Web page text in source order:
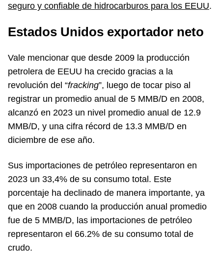
seguro y confiable de hidrocarburos para los EEUU.
Estados Unidos exportador neto
Vale mencionar que desde 2009 la producción
petrolera de EEUU ha crecido gracias a la
revolución del “fracking”, luego de tocar piso al
registrar un promedio anual de 5 MMB/D en 2008,
alcanzó en 2023 un nivel promedio anual de 12.9
MMB/D, y una cifra récord de 13.3 MMB/D en
diciembre de ese año.
Sus importaciones de petróleo representaron en
2023 un 33,4% de su consumo total. Este
porcentaje ha declinado de manera importante, ya
que en 2008 cuando la producción anual promedio
fue de 5 MMB/D, las importaciones de petróleo
representaron el 66.2% de su consumo total de
crudo.